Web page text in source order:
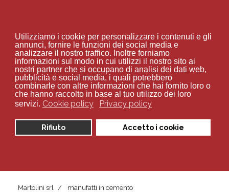
Utilizziamo i cookie per personalizzare i contenuti e gli
annunci, fornire le funzioni dei social media e
analizzare il nostro traffico. Inoltre forniamo
informazioni sul modo in cui utilizzi il nostro sito ai
nostri partner che si occupano di analisi dei dati web,
pubblicità e social media, i quali potrebbero
combinarle con altre informazioni che hai fornito loro o
che hanno raccolto in base al tuo utilizzo dei loro
servizi. Cookie policy Privacy policy
Rifiuto Accetto i cookie
Sei qui:Home Azienda Chi siamo
F.LLI Martolini -
prefabbricati in
Martolini srl manufatti in cemento